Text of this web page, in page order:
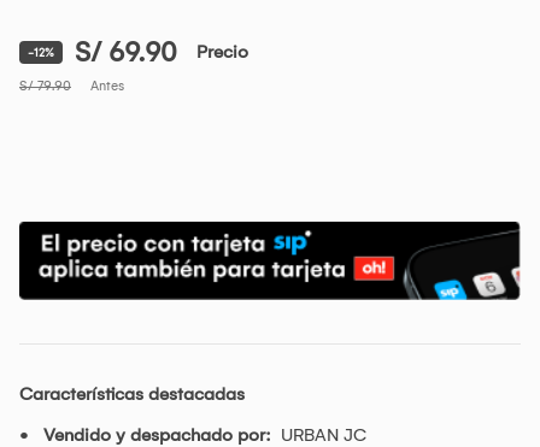
-12% S/ 69.90 Precio
S/ 79.90 Antes
Características destacadas
Vendido y despachado por: URBAN JC